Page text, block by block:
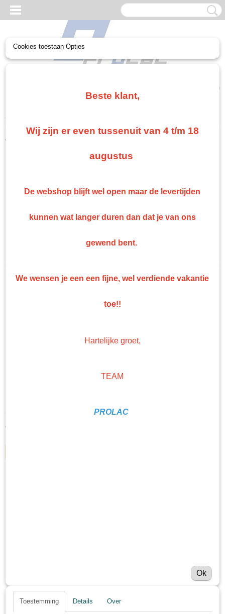
(0)
Home
Troton
Troton Autolak
Troton 2k blanke lak
€ 18,33
Master Troton DTM Primer Sealer Set 3.6L + 0.9L verharder
Master Troton DTM Primer Sealer Set 3.6L + 0.9L verharder…
Cookies toestaan Opties
Beste klant,
Wij zijn er even tussenuit van 4 t/m 18
augustus
De webshop blijft wel open maar de levertijden
kunnen wat langer duren dan dat je van ons
gewend bent.
We wensen je een een fijne, wel verdiende vakantie
toe!!
Hartelijke groet,
TEAM
PROLAC
Ok
Toestemming Details Over